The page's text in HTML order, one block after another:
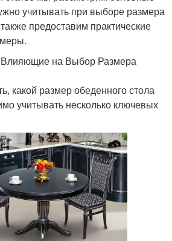
учитывать при выборе размера
предоставим практические
на Выбор Размера
какой размер обеденного стола
учитывать несколько ключевых